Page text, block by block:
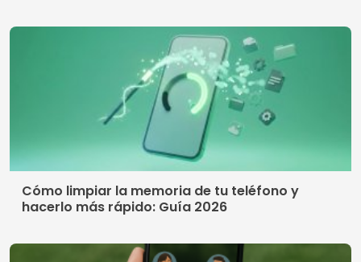
Cómo limpiar la memoria de tu teléfono y
hacerlo más rápido: Guía 2026